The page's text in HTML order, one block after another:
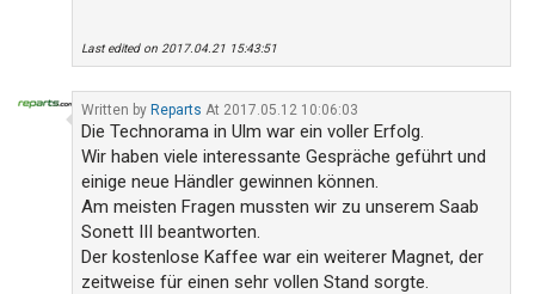
Last edited on 2017.04.21 15:43:51
Written by RepartsAt 2017.05.12 10:06:03
Die Technorama in Ulm war ein voller Erfolg.
Wir haben viele interessante Gespräche geführt und
einige neue Händler gewinnen können.
Am meisten Fragen mussten wir zu unserem Saab
Sonett III beantworten.
Der kostenlose Kaffee war ein weiterer Magnet, der
zeitweise für einen sehr vollen Stand sorgte.